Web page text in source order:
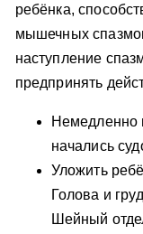
ребёнка,
мышечных
наступление
предпринять
Немедленно
начались
Уложить
Голова и
Шейный